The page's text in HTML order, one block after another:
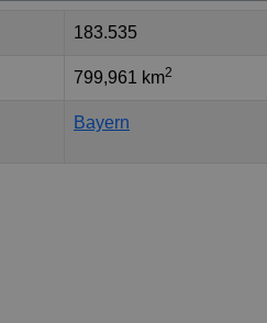
183.535
799,961 km2
Bayern